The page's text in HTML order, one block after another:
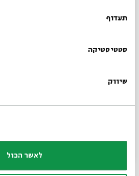
תעדוף
סטטיסטיקה
שיווק
לאשר הכול
בבית הכנסת נצח. אי אפשר היה לוותר
היו חליפות יפות משלי, יקרות משלי,
מנגינות שונות הושמעו כשכל אחד
הריקודים כשקוני ומירה רקדו את
מוזיקה פרסית, מסה, המחרוזת